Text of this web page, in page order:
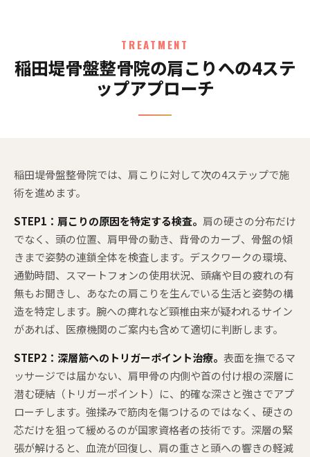
TREATMENT
稲田堤骨盤整骨院の肩こりへの4ステ
ップアプローチ
稲田堤骨盤整骨院では、肩こりに対して次の4ステップで施
術を進めます。
STEP1：肩こりの原因を特定する検査。 肩の硬さの分布だけ
でなく、頭の位置、肩甲骨の動き、背骨のカーブ、骨盤の傾
きまで姿勢の連鎖全体を検査します。デスクワークの環境、
通勤時間、スマートフォンの使用状況、頭痛や目の疲れの有
無もお聞きし、あなたの肩こりを生んでいる生活と姿勢の構
造を特定します。腕への痺れなど頸椎由来が疑われるサイン
があれば、医療機関のご案内も含めて適切に判断します。
STEP2：深層筋へのトリガーポイント治療。 表面を撫でるマ
ッサージでは届かない、肩甲骨の内側や首の付け根の深層に
潜む硬結（トリガーポイント）に、的確な深さと強さでアプ
ローチします。強揉みで筋肉を傷つけるのではなく、硬さの
芯だけを狙って緩めるのが国家資格者の技術です。深層の緊
張が解けると、血流が回復し、肩の重さと頭への響きの軽減